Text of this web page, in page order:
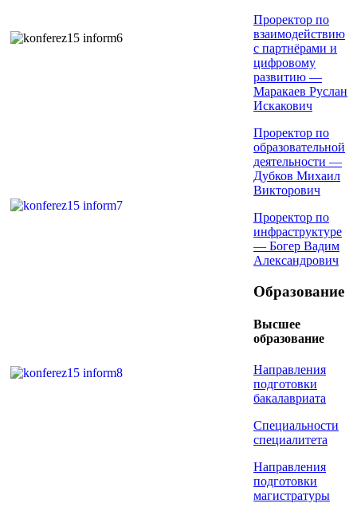
Проректор по
взаимодействию
с партнёрами и
цифровому
развитию —
Маракаев Руслан
Искакович
Проректор по
образовательной
деятельности —
Дубков Михаил
Викторович
Проректор по
инфраструктуре
— Богер Вадим
Александрович
Образование
Высшее
образование
Направления
подготовки
бакалавриата
Специальности
специалитета
Направления
подготовки
магистратуры